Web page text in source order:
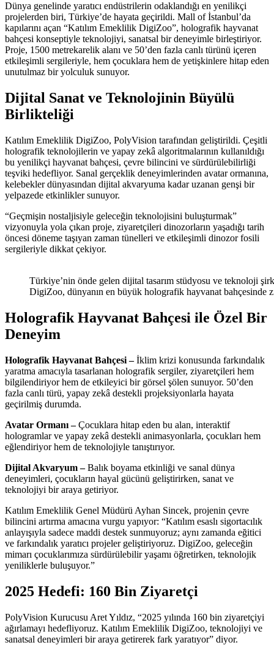
Dünya genelinde yaratıcı endüstrilerin odaklandığı en yenilikçi
projelerden biri, Türkiye’de hayata geçirildi. Mall of İstanbul’da
kapılarını açan “Katılım Emeklilik DigiZoo”, holografik hayvanat
bahçesi konseptiyle teknolojiyi, sanatsal bir deneyimle birleştiriyor.
Proje, 1500 metrekarelik alanı ve 50’den fazla canlı türünü içeren
etkileşimli sergileriyle, hem çocuklara hem de yetişkinlere hitap eden
unutulmaz bir yolculuk sunuyor.
Dijital Sanat ve Teknolojinin Büyülü
Birlikteliği
Katılım Emeklilik DigiZoo, PolyVision tarafından geliştirildi. Çeşitli
holografik teknolojilerin ve yapay zekâ algoritmalarının kullanıldığı
bu yenilikçi hayvanat bahçesi, çevre bilincini ve sürdürülebilirliği
teşviki hedefliyor. Sanal gerçeklik deneyimlerinden avatar ormanına,
kelebekler dünyasından dijital akvaryuma kadar uzanan genşi bir
yelpazede etkinlikler sunuyor.
“Geçmişin nostaljisiyle geleceğin teknolojisini buluşturmak”
vizyonuyla yola çıkan proje, ziyaretçileri dinozorların yaşadığı tarih
öncesi döneme taşıyan zaman tünelleri ve etkileşimli dinozor fosili
sergileriyle dikkat çekiyor.
Türkiye’nin önde gelen dijital tasarım stüdyosu ve teknoloji
DigiZoo, dünyanın en büyük holografik hayvanat bahçesinde
Holografik Hayvanat Bahçesi ile Özel Bir
Deneyim
Holografik Hayvanat Bahçesi –İklim krizi konusunda farkındalık
yaratma amacıyla tasarlanan holografik sergiler, ziyaretçileri hem
bilgilendiriyor hem de etkileyici bir görsel şölen sunuyor. 50’den
fazla canlı türü, yapay zekâ destekli projeksiyonlarla hayata
geçirilmiş durumda.
Avatar Ormanı –Çocuklara hitap eden bu alan, interaktif
hologramlar ve yapay zekâ destekli animasyonlarla, çocukları hem
eğlendiriyor hem de teknolojiyle tanıştırıyor.
Dijital Akvaryum –Balık boyama etkinliği ve sanal dünya
deneyimleri, çocukların hayal gücünü geliştirirken, sanat ve
teknolojiyi bir araya getiriyor.
Katılım Emeklilik Genel Müdürü Ayhan Sincek, projenin çevre
bilincini artırma amacına vurgu yapıyor: “Katılım esaslı sigortacılık
anlayışıyla sadece maddi destek sunmuyoruz; aynı zamanda eğitici
ve farkındalık yaratıcı projeler geliştiriyoruz. DigiZoo, geleceğin
mimarı çocuklarımıza sürdürülebilir yaşamı öğretirken, teknolojik
yeniliklerle buluşuyor.”
2025 Hedefi: 160 Bin Ziyaretçi
PolyVision Kurucusu Aret Yıldız, “2025 yılında 160 bin ziyaretçiyi
ağırlamayı hedefliyoruz. Katılım Emeklilik DigiZoo, teknolojiyi ve
sanatsal deneyimleri bir araya getirerek fark yaratıyor” diyor.